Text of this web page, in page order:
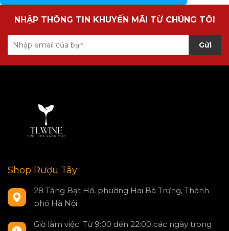
NHẬP THÔNG TIN KHUYẾN MÃI TỪ CHÚNG TÔI
Gửi
Shop Rượu Tây
28 Tăng Bạt Hổ, phường Hai Bà Trưng, Thành
phố Hà Nội
Giờ làm việc: Từ 9:00 đến 22:00 các ngày trong